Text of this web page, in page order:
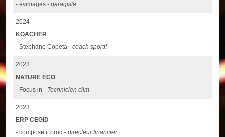
- evimages -garagiste
2024
KOACHER
- Stephane Copeta -coach sportif
2023
NATURE ECO
- Focus in - Technicien clim
2023
ERP CEGID
- compose it prod -directeur financier